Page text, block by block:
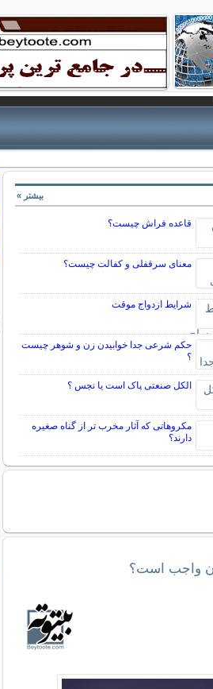
قاعده فراش چیست؟
معنای سرقفلی و کفالت چیست؟
شرایط ازدواج موقت
حکم شرعی جدا خوابیدن زن و شوهر چیست
؟
الکل صنعتی پاک است یا نجس ؟
مکروهاتی که آثار مخرب تر از گناه صغیره
دارند؟
بیشتر »
واجب است؟